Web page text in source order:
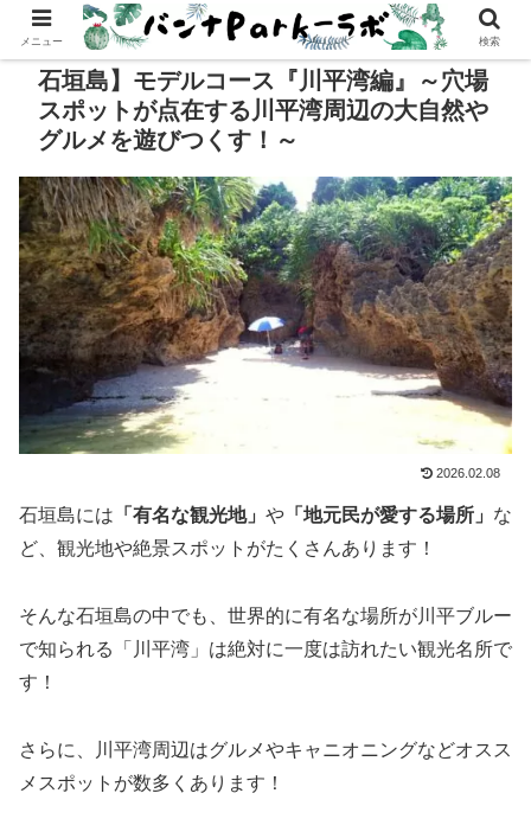
石垣島】モデルコース『川平湾編』～穴場
スポットが点在する川平湾周辺の大自然や
グルメを遊びつくす！～
2026.02.08
石垣島には 「有名な観光地」 や 「地元民が愛する場所」 な
ど、観光地や絶景スポットがたくさんあります！
そんな石垣島の中でも、世界的に有名な場所が川平ブルー
で知られる「川平湾」は絶対に一度は訪れたい観光名所で
す！
さらに、川平湾周辺はグルメやキャニオニングなどオスス
メスポットが数多くあります！
メニュー 検索